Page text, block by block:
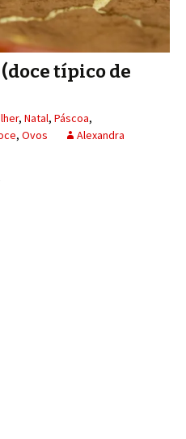
típico de
, Natal, Páscoa,
, Ovos Alexandra